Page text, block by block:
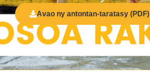
Avao ny antontan-taratasy (PDF)